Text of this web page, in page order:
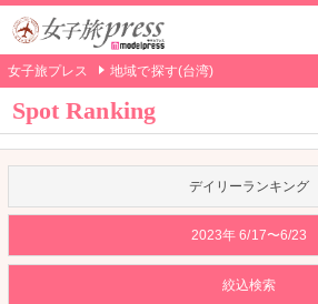
女子旅プレス 地域で探す(台湾)
Spot Ranking
デイリーランキング
2023年 6/17〜6/23
絞込検索